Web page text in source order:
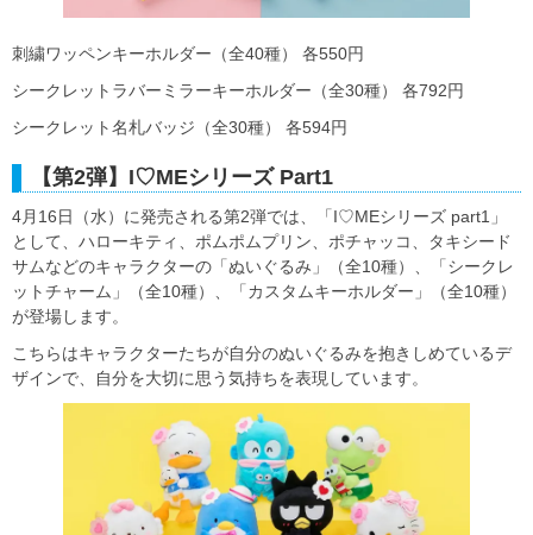
刺繍ワッペンキーホルダー（全40種） 各550円
シークレットラバーミラーキーホルダー（全30種） 各792円
シークレット名札バッジ（全30種） 各594円
【第2弾】I♡MEシリーズ Part1
4月16日（水）に発売される第2弾では、「I♡MEシリーズ part1」
として、ハローキティ、ポムポムプリン、ポチャッコ、タキシード
サムなどのキャラクターの「ぬいぐるみ」（全10種）、「シークレ
ットチャーム」（全10種）、「カスタムキーホルダー」（全10種）
が登場します。
こちらはキャラクターたちが自分のぬいぐるみを抱きしめているデ
ザインで、自分を大切に思う気持ちを表現しています。